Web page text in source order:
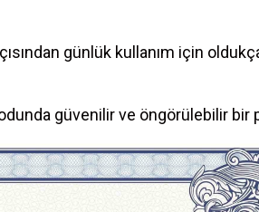
günlük kullanım için
güvenilir ve öngörülebilir